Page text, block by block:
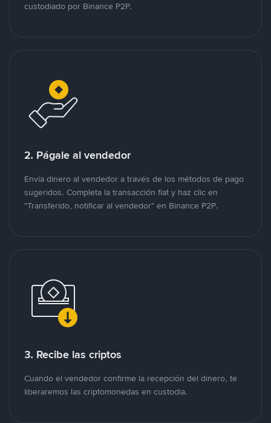
custodiado por Binance P2P.
2. Págale al vendedor
Envía dinero al vendedor a través de los métodos de pago
sugeridos. Completa la transacción fiat y haz clic en
"Transferido, notificar al vendedor" en Binance P2P.
3. Recibe las criptos
Cuando el vendedor confirme la recepción del dinero, te
liberaremos las criptomonedas en custodia.